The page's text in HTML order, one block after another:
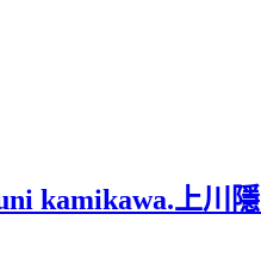
kamikawa.上川